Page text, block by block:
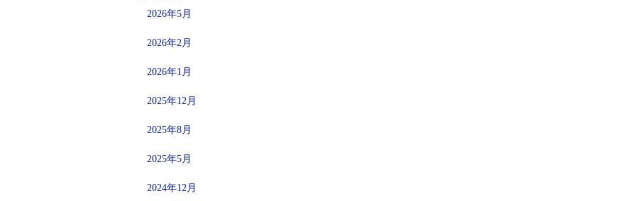
2026年5月
2026年2月
2026年1月
2025年12月
2025年8月
2025年5月
2024年12月